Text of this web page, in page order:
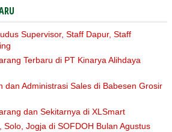
Supervisor, Staff Dapur, Staff
Terbaru di PT Kinarya Alihdaya
dan Administrasi Sales di Babesen Grosir
dan Sekitarnya di XLSmart
Solo, Jogja di SOFDOH Bulan Agustus